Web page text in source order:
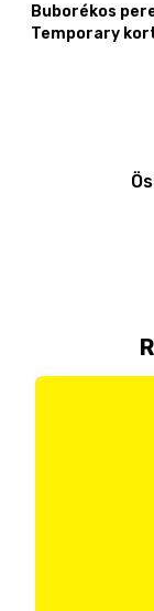
Buborékos
Temporary